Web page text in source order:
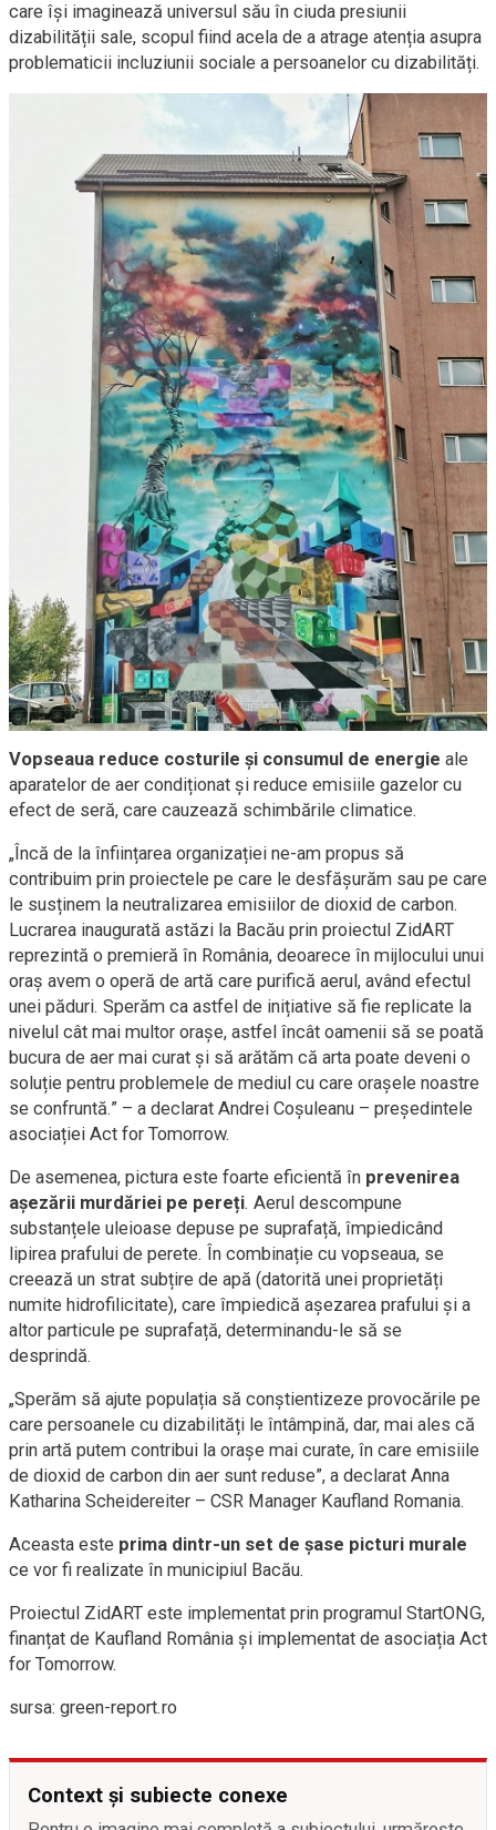
care își imaginează universul său în ciuda presiunii
dizabilității sale, scopul fiind acela de a atrage atenția asupra
problematicii incluziunii sociale a persoanelor cu dizabilități.
Vopseaua reduce costurile și consumul de energie ale
aparatelor de aer condiționat și reduce emisiile gazelor cu
efect de seră, care cauzează schimbările climatice.
„Încă de la înființarea organizației ne-am propus să
contribuim prin proiectele pe care le desfășurăm sau pe care
le susținem la neutralizarea emisiilor de dioxid de carbon.
Lucrarea inaugurată astăzi la Bacău prin proiectul ZidART
reprezintă o premieră în România, deoarece în mijlocului unui
oraș avem o operă de artă care purifică aerul, având efectul
unei păduri. Sperăm ca astfel de inițiative să fie replicate la
nivelul cât mai multor orașe, astfel încât oamenii să se poată
bucura de aer mai curat și să arătăm că arta poate deveni o
soluție pentru problemele de mediul cu care orașele noastre
se confruntă.” – a declarat Andrei Coșuleanu – președintele
asociației Act for Tomorrow.
De asemenea, pictura este foarte eficientă în prevenirea
așezării murdăriei pe pereți. Aerul descompune
substanțele uleioase depuse pe suprafață, împiedicând
lipirea prafului de perete. În combinație cu vopseaua, se
creează un strat subțire de apă (datorită unei proprietăți
numite hidrofilicitate), care împiedică așezarea prafului și a
altor particule pe suprafață, determinandu-le să se
desprindă.
„Sperăm să ajute populația să conștientizeze provocările pe
care persoanele cu dizabilități le întâmpină, dar, mai ales că
prin artă putem contribui la orașe mai curate, în care emisiile
de dioxid de carbon din aer sunt reduse”, a declarat Anna
Katharina Scheidereiter – CSR Manager Kaufland Romania.
Aceasta este prima dintr-un set de șase picturi murale
ce vor fi realizate în municipiul Bacău.
Proiectul ZidART este implementat prin programul StartONG,
finanțat de Kaufland România și implementat de asociația Act
for Tomorrow.
sursa: green-report.ro
Context și subiecte conexe